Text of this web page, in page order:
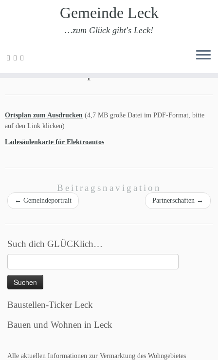
Zum
Gemeinde Leck
…zum Glück gibt's Leck!
Ortsplan zum Ausdrucken (4,7 MB große Datei im PDF-Format, bitte
auf den Link klicken)
Ladesäulenkarte für Elektroautos
Beitragsnavigation
← Gemeindeportrait Partnerschaften →
Such dich GLÜCKlich…
nach:
Baustellen-Ticker Leck
Bauen und Wohnen in Leck
Alle aktuellen Informationen zur Vermarktung des Wohngebietes